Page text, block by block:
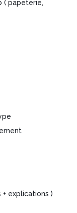
( papeterie,
explications )